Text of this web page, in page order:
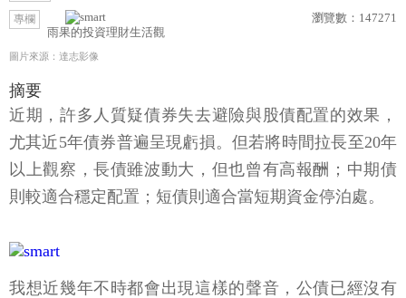
專欄
雨果的投資理財生活觀
瀏覽數： 147271
圖片來源：達志影像
摘要
近期，許多人質疑債券失去避險與股債配置的效果，
尤其近5年債券普遍呈現虧損。但若將時間拉長至20年
以上觀察，長債雖波動大，但也曾有高報酬；中期債
則較適合穩定配置；短債則適合當短期資金停泊處。
我想近幾年不時都會出現這樣的聲音，公債已經沒有